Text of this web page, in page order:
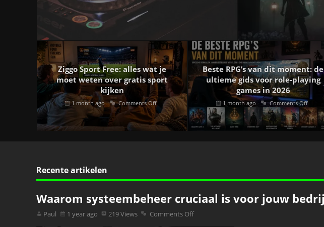
Ziggo Sport Free: alles wat je
moet weten over gratis sport
kijken
1 month ago Comments Off
Beste RPG’s van dit moment: de
ultieme gids voor role-playing
games in 2026
1 month ago Comments Off
Recente artikelen
Waarom systeembeheer cruciaal is voor jouw
Paul 1 year ago 219 Views Comments Off